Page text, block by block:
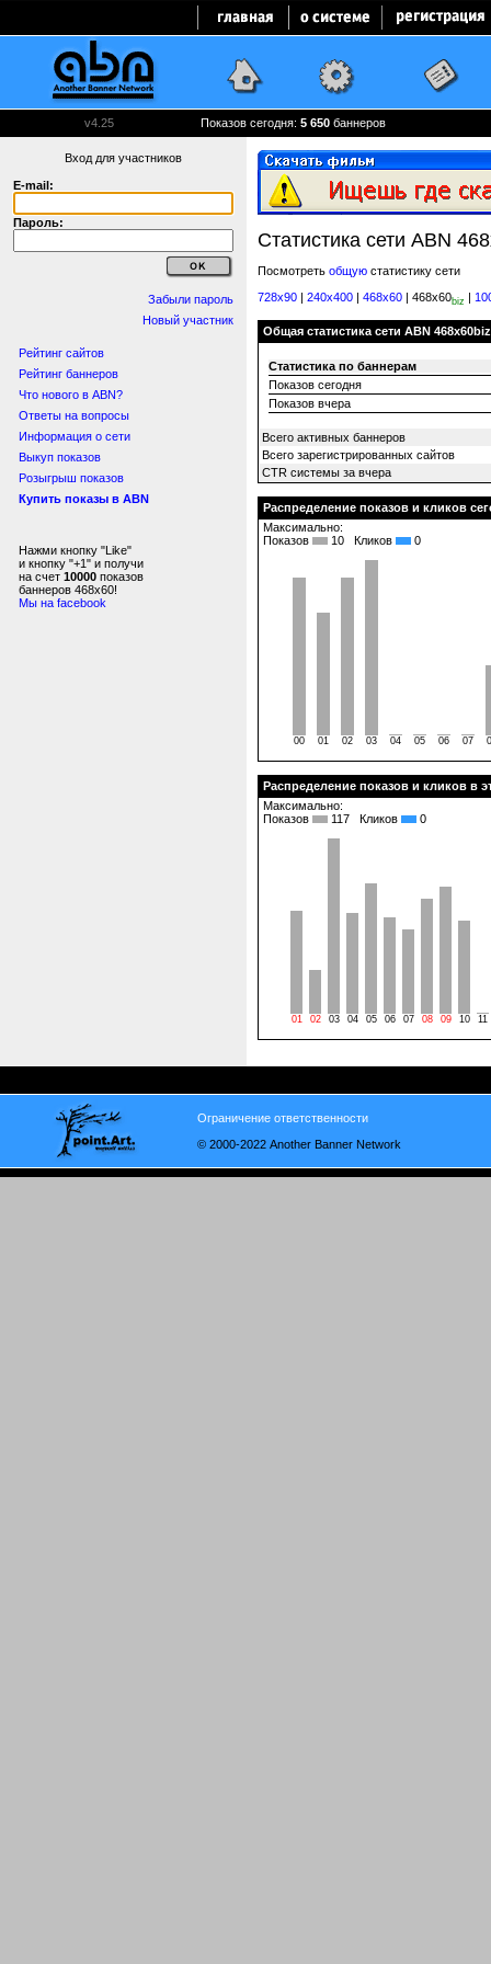
v4.25 Показов сегодня: 5 650 баннеров
Вход для участников
E-mail:
Пароль:
Забыли пароль
Новый участник
Рейтинг сайтов
Рейтинг баннеров
Что нового в ABN?
Ответы на вопросы
Информация о сети
Выкуп показов
Розыгрыш показов
Купить показы в ABN
Нажми кнопку "Like"
и кнопку "+1" и получи
на счет 10000 показов
баннеров 468x60!
Мы на facebook
Статистика сети ABN
Посмотреть общую статистику сети
728x90 | 240x400 | 468x60 | 468x60biz |
Общая статистика сети ABN 468x60biz
Статистика по баннерам
Показов сегодня
Показов вчера
Всего активных баннеров
Всего зарегистрированных сайтов
CTR системы за вчера
Распределение показов и кликов
Максимально:
Показов
10 Кликов 0
00 01 02 03 04 05 06 07
Распределение показов и кликов в
Максимально:
Показов
117 Кликов 0
01 02 03 04 05 06 07 08 09 10 11
Ограничение ответственности
© 2000-2022 Another Banner Network